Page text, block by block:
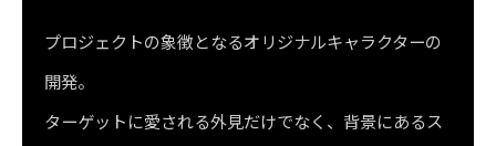
プロジェクトの象徴となるオリジナルキャラクターの
開発。
ターゲットに愛される外見だけでなく、背景にあるス